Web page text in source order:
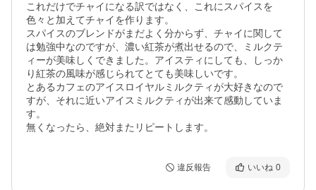
これだけでチャイになる訳ではなく、これにスパイスを
色々と加えてチャイを作ります。
スパイスのブレンドがまだよく分からず、チャイに関して
は勉強中なのですが、濃い紅茶が煮出せるので、ミルクテ
ィーが美味しくできました。アイスティにしても、しっか
り紅茶の風味が感じられてとても美味しいです。
とあるカフェのアイスロイヤルミルクティが大好きなので
すが、それに近いアイスミルクティが出来て感動していま
す。
無くなったら、絶対またリピートします。
違反報告 いいね 0